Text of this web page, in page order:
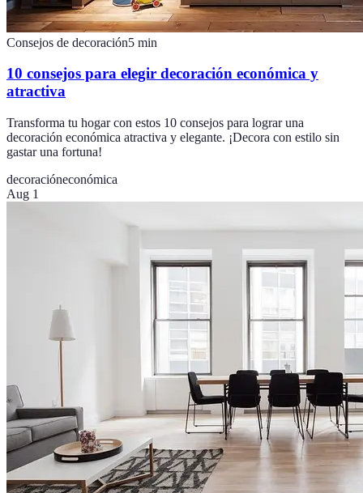
Consejos de decoración5 min
10 consejos para elegir decoración económica y
atractiva
Transforma tu hogar con estos 10 consejos para lograr una
decoración económica atractiva y elegante. ¡Decora con estilo sin
gastar una fortuna!
decoracióneconómica
Aug 1